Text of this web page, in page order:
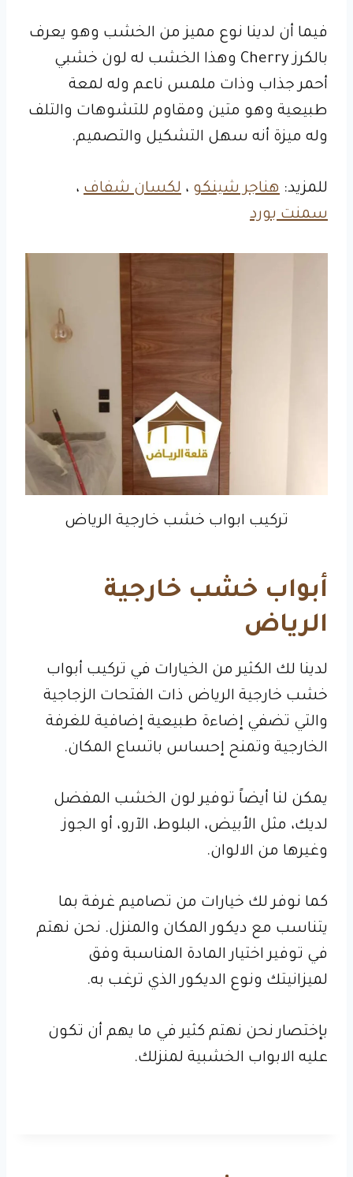
فيما أن لدينا نوع مميز من الخشب وهو يعرف
بالكرز Cherry وهذا الخشب له لون خشبي
أحمر جذاب وذات ملمس ناعم وله لمعة
طبيعية وهو متين ومقاوم للتشوهات والتلف
وله ميزة أنه سهل التشكيل والتصميم.
للمزيد: هناجر شينكو ، لكسان شفاف ،
سمنت بورد
تركيب ابواب خشب خارجية الرياض
أبواب خشب خارجية
الرياض
لدينا لك الكثير من الخيارات في تركيب أبواب
خشب خارجية الرياض ذات الفتحات الزجاجية
والتي تضفي إضاءة طبيعية إضافية للغرفة
الخارجية وتمنح إحساس باتساع المكان.
يمكن لنا أيضاً توفير لون الخشب المفضل
لديك، مثل الأبيض، البلوط، الآرو، أو الجوز
وغيرها من الالوان.
كما نوفر لك خيارات من تصاميم غرفة بما
يتناسب مع ديكور المكان والمنزل. نحن نهتم
في توفير اختيار المادة المناسبة وفق
لميزانيتك ونوع الديكور الذي ترغب به.
بإختصار نحن نهتم كثير في ما يهم أن تكون
عليه الابواب الخشبية لمنزلك.